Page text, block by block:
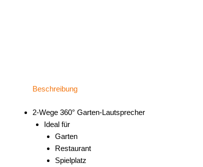
Beschreibung
2-Wege 360° Garten-Lautsprecher
Ideal für
Garten
Restaurant
Spielplatz